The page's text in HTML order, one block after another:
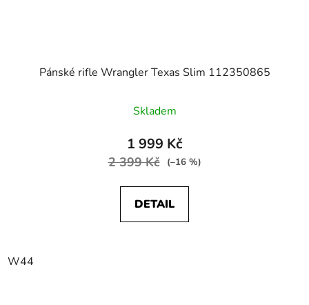
Pánské rifle Wrangler Texas Slim 112350865
Skladem
1 999 Kč
2 399 Kč (–16 %)
DETAIL
W44